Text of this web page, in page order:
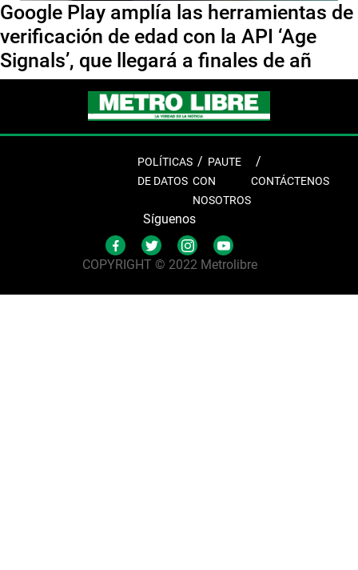
Google Play amplía las herramientas de
verificación de edad con la API ‘Age
Signals’, que llegará a finales de añ
POLÍTICAS
DE DATOS
PAUTE
CON
NOSOTROS
CONTÁCTENOS
Síguenos
COPYRIGHT © 2022 Metrolibre